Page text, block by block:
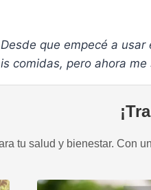
que empecé a
comidas, pero ahora
tu salud y bienestar. Con